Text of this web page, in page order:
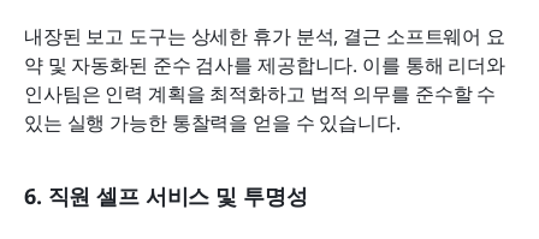
내장된 보고 도구는 상세한 휴가 분석, 결근 소프트웨어 요
약 및 자동화된 준수 검사를 제공합니다. 이를 통해 리더와
인사팀은 인력 계획을 최적화하고 법적 의무를 준수할 수
있는 실행 가능한 통찰력을 얻을 수 있습니다.
6. 직원 셀프 서비스 및 투명성